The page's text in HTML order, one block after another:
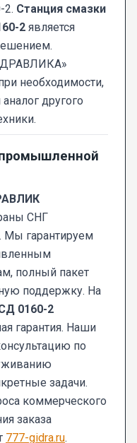
2. Станция смазки
2 является
необходимости,
другого
СНГ
гарантируем
полный пакет
поддержку. На
0160-2
гарантия. Наши
по
задачи.
коммерческого
заказа
777-gidra.ru.